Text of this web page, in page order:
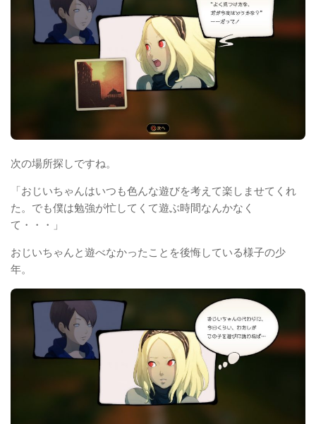
次の場所探しですね。
「おじいちゃんはいつも色んな遊びを考えて楽しませてくれ
た。でも僕は勉強が忙してくて遊ぶ時間なんかなく
て・・・」
おじいちゃんと遊べなかったことを後悔している様子の少
年。